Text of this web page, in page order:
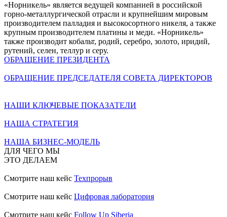
«Норникель» является ведущей компанией в российской
горно-металлургической отрасли и крупнейшим мировым
производителем палладия и высокосортного никеля, а также
крупным производителем платины и меди. «Норникель»
также производит кобальт, родий, серебро, золото, иридий,
рутений, селен, теллур и серу.
ОБРАЩЕНИЕ ПРЕЗИДЕНТА
ОБРАЩЕНИЕ ПРЕДСЕДАТЕЛЯ СОВЕТА ДИРЕКТОРОВ
НАШИ КЛЮЧЕВЫЕ ПОКАЗАТЕЛИ
НАША СТРАТЕГИЯ
НАША БИЗНЕС-МОДЕЛЬ
ДЛЯ ЧЕГО МЫ
ЭТО ДЕЛАЕМ
Смотрите наш кейс Техпрорыв
Смотрите наш кейс Цифровая лаборатория
Смотрите наш кейс Follow Up Siberia